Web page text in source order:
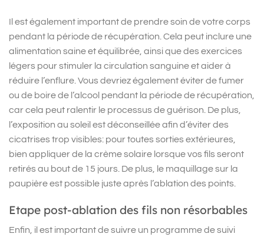
Il est également important de prendre soin de votre corps
pendant la période de récupération. Cela peut inclure une
alimentation saine et équilibrée, ainsi que des exercices
légers pour stimuler la circulation sanguine et aider à
réduire l’enflure. Vous devriez également éviter de fumer
ou de boire de l’alcool pendant la période de récupération,
car cela peut ralentir le processus de guérison. De plus,
l’exposition au soleil est déconseillée afin d’éviter des
cicatrises trop visibles: pour toutes sorties extérieures,
bien appliquer de la crème solaire lorsque vos fils seront
retirés au bout de 15 jours. De plus, le maquillage sur la
paupière est possible juste après l’ablation des points.
Etape post-ablation des fils non résorbables
Enfin, il est important de suivre un programme de suivi